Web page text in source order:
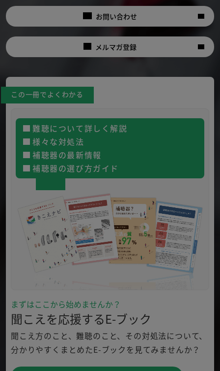
お問い合わせ
メルマガ登録
この一冊でよくわかる
まずはここから始めませんか？
聞こえを応援するE-ブック
聞こえ方のこと、難聴のこと、その対処法について、
分かりやすくまとめたE-ブックを見てみませんか？
難聴について詳しく解説
様々な対処法
補聴器の最新情報
補聴器の選び方ガイド